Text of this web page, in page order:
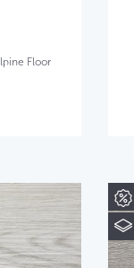
Floor